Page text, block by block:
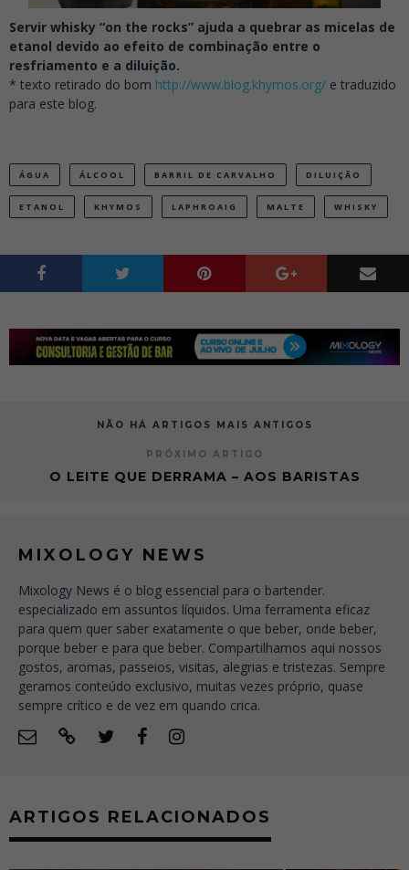
Servir whisky “on the rocks” ajuda a quebrar as micelas de
etanol devido ao efeito de combinação entre o
resfriamento e a diluição.
* texto retirado do bom http://www.blog.khymos.org/ e traduzido
para este blog.
ÁGUA ÁLCOOL BARRIL DE CARVALHO DILUIÇÃO
ETANOL KHYMOS LAPHROAIG MALTE WHISKY
NÃO HÁ ARTIGOS MAIS ANTIGOS
PRÓXIMO ARTIGO
O LEITE QUE DERRAMA – AOS BARISTAS
MIXOLOGY NEWS
Mixology News é o blog essencial para o bartender.
especializado em assuntos líquidos. Uma ferramenta eficaz
para quem quer saber exatamente o que beber, onde beber,
porque beber e para que beber. Compartilhamos aqui nossos
gostos, aromas, passeios, visitas, alegrias e tristezas. Sempre
geramos conteúdo exclusivo, muitas vezes próprio, quase
sempre crítico e de vez em quando crica.
ARTIGOS RELACIONADOS